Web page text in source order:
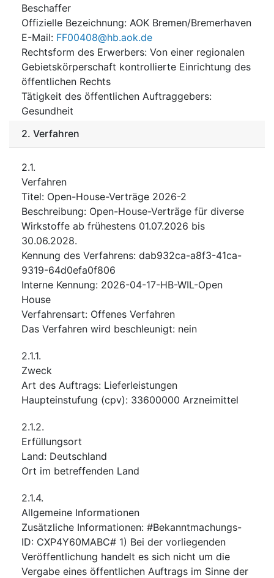
Beschaffer
Offizielle Bezeichnung: AOK Bremen/Bremerhaven
E-Mail: FF00408@hb.aok.de
Rechtsform des Erwerbers: Von einer regionalen
Gebietskörperschaft kontrollierte Einrichtung des
öffentlichen Rechts
Tätigkeit des öffentlichen Auftraggebers:
Gesundheit
2. Verfahren
2.1.
Verfahren
Titel: Open-House-Verträge 2026-2
Beschreibung: Open-House-Verträge für diverse
Wirkstoffe ab frühestens 01.07.2026 bis
30.06.2028.
Kennung des Verfahrens: dab932ca-a8f3-41ca-
9319-64d0efa0f806
Interne Kennung: 2026-04-17-HB-WIL-Open
House
Verfahrensart: Offenes Verfahren
Das Verfahren wird beschleunigt: nein
2.1.1.
Zweck
Art des Auftrags: Lieferleistungen
Haupteinstufung (cpv): 33600000 Arzneimittel
2.1.2.
Erfüllungsort
Land: Deutschland
Ort im betreffenden Land
2.1.4.
Allgemeine Informationen
Zusätzliche Informationen: #Bekanntmachungs-
ID: CXP4Y60MABC# 1) Bei der vorliegenden
Veröffentlichung handelt es sich nicht um die
Vergabe eines öffentlichen Auftrags im Sinne der